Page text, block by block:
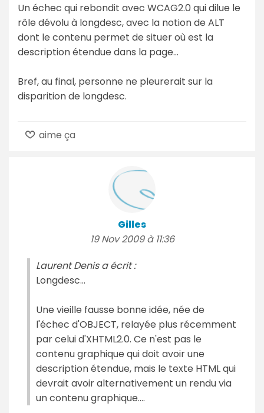
Un échec qui rebondit avec WCAG2.0 qui dilue le
rôle dévolu à longdesc, avec la notion de ALT
dont le contenu permet de situer où est la
description étendue dans la page...
Bref, au final, personne ne pleurerait sur la
disparition de longdesc.
aime ça
Gilles
19 Nov 2009 à 11:36
Laurent Denis a écrit :
Longdesc...
Une vieille fausse bonne idée, née de
l'échec d'OBJECT, relayée plus récemment
par celui d'XHTML2.0. Ce n'est pas le
contenu graphique qui doit avoir une
description étendue, mais le texte HTML qui
devrait avoir alternativement un rendu via
un contenu graphique....